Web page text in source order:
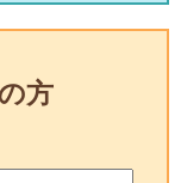
方